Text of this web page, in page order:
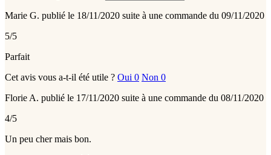
Marie G. publié le 18/11/2020 suite à une commande du 09/11/2020
5/5
Parfait
Cet avis vous a-t-il été utile ? Oui 0 Non 0
Florie A. publié le 17/11/2020 suite à une commande du 08/11/2020
4/5
Un peu cher mais bon.